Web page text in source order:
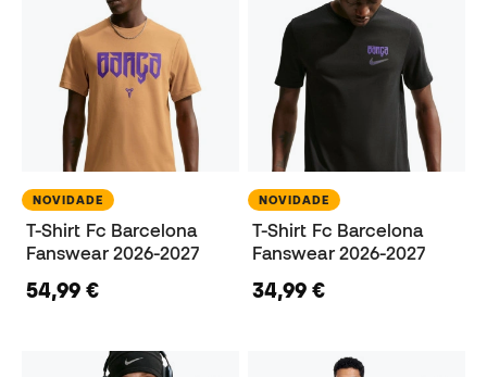
NOVIDADE
T-Shirt Fc Barcelona
Fanswear 2026-2027
54,99 €
NOVIDADE
T-Shirt Fc Barcelona
Fanswear 2026-2027
34,99 €